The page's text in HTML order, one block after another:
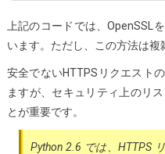
上記のコードでは、OpenSSL
います。ただし、この方法は複
安全でないHTTPSリクエスト
ますが、セキュリティ上のリ
とが重要です。
Python 2.6 では、HTTPS